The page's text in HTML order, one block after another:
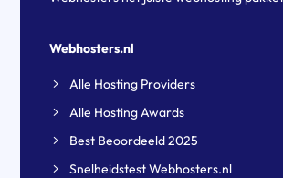
Webhosters.nl
Alle Hosting Providers
Alle Hosting Awards
Best Beoordeeld 2025
Snelheidstest Webhosters.nl